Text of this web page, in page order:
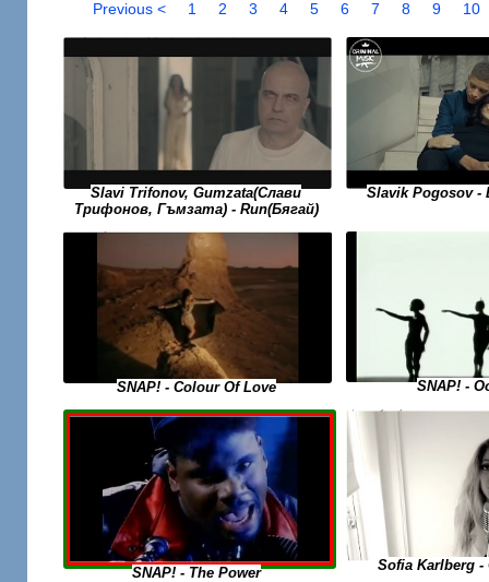
Previous < 1 2 3 4 5 6 7 8 9 10
Slavi Trifonov, Gumzata(Слави
Трифонов, Гъмзата) - Run(Бягай)
Slavik Pogosov
SNAP! - Colour Of Love SNAP! -
SNAP! - The Power Sofia Karlberg -